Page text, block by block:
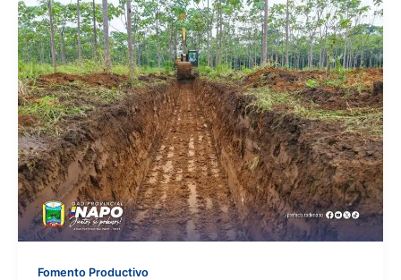
Fomento Productivo